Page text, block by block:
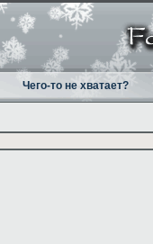
Чего-то не хватает?